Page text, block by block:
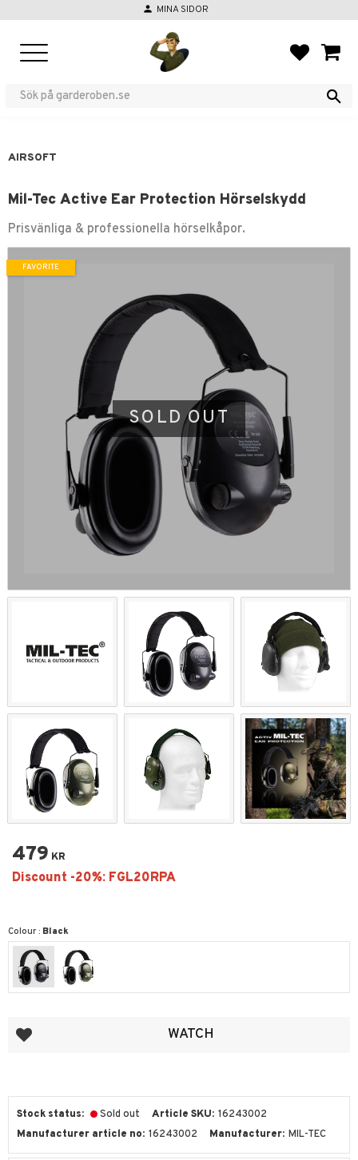
person MINA SIDOR
AIRSOFT
Mil-Tec Active Ear Protection Hörselskydd
Prisvänliga & professionella hörselkåpor.
SOLD OUT
FAVORITE
479 KR
Colour : Black
Add to favorites WATCH
Stock status Sold out Article SKU 16243002
Manufacturer article no 16243002 Manufacturer MIL-TEC